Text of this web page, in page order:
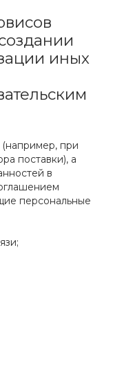
иных
при
поставки), а
в
персональные